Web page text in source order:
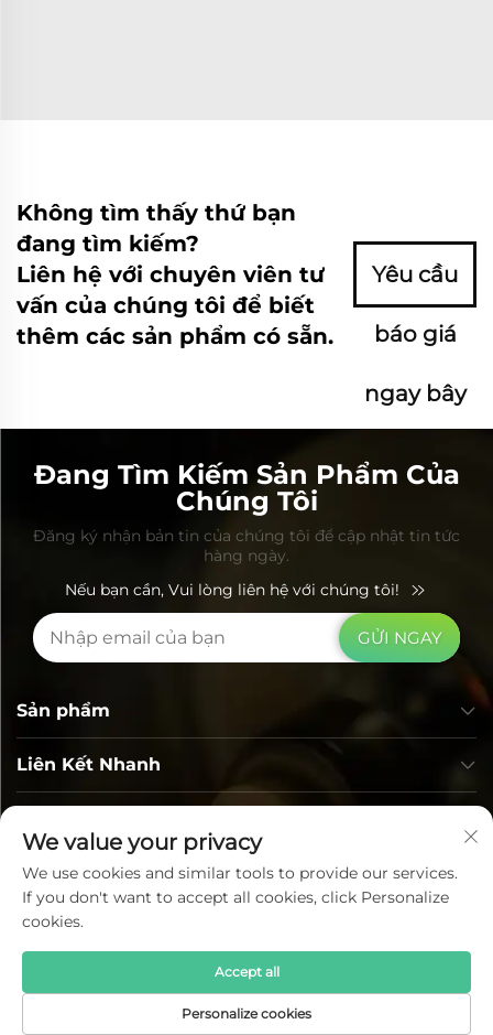
Không tìm thấy thứ bạn
đang tìm kiếm?
Liên hệ với chuyên viên tư
vấn của chúng tôi để biết
thêm các sản phẩm có sẵn.
Yêu cầu
báo giá
ngay bây
Đang Tìm Kiếm Sản Phẩm Của
Chúng Tôi
Đăng ký nhận bản tin của chúng tôi để cập nhật tin tức
hàng ngày.
Nếu bạn cần, Vui lòng liên hệ với chúng tôi!
GỬI NGAY
Liên Kết Nhanh
Sản phẩm
Bản quyền © Lumi Photoelectric Technology Co., Ltd. Tất
cả các quyền được bảo lưu —Chính sách bảo mật
We value your privacy
We use cookies and similar tools to provide our services.
If you don't want to accept all cookies, click Personalize
cookies.
Personalize cookies
Accept all